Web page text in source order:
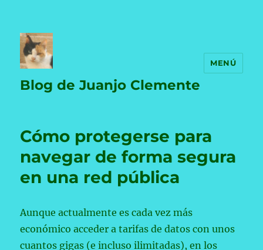
Blog de Juanjo Clemente
MENÚ
Cómo protegerse para
navegar de forma segura
en una red pública
Aunque actualmente es cada vez más
económico acceder a tarifas de datos con unos
cuantos gigas (e incluso ilimitadas), en los